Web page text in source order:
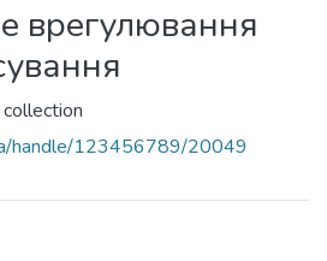
врегулювання
handle/123456789/20049